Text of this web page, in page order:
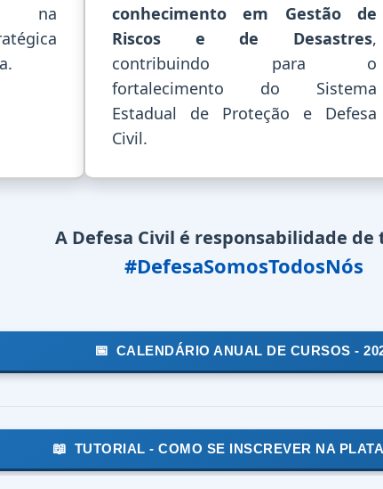
na
conhecimento em Gestão de
Riscos e de Desastres,
contribuindo para o
fortalecimento do Sistema
Estadual de Proteção e Defesa
Civil.
A Defesa Civil é responsabilidade de
#DefesaSomosTodosNós
📅 CALENDÁRIO ANUAL DE CURSOS -
📖 TUTORIAL - COMO SE INSCREVER NA